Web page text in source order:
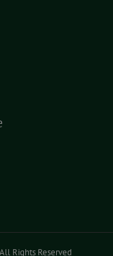
Rights Reserved